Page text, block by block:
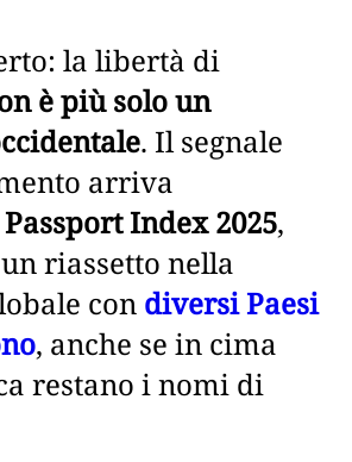
la libertà di
è più solo un
. Il segnale
arriva
Index 2025,
riassetto nella
con diversi Paesi
, anche se in cima
restano i nomi di